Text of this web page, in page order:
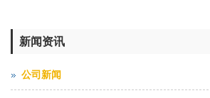
新闻资讯
公司新闻